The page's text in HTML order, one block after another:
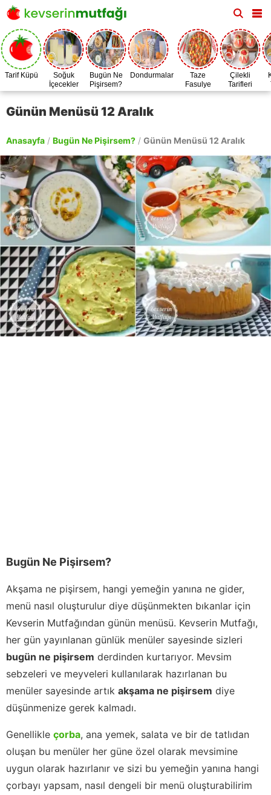
Tarif Küpü
Soğuk
İçecekler
Bugün Ne
Pişirsem?
Dondurmalar
Taze
Fasulye
Zamanı
Çilekli
Tarifleri
Günün Menüsü 12 Aralık
Anasayfa / Bugün Ne Pişirsem? / Günün Menüsü 12 Aralık
Bugün Ne Pişirsem?
Akşama ne pişirsem, hangi yemeğin yanına ne gider,
menü nasıl oluşturulur diye düşünmekten bıkanlar için
Kevserin Mutfağından günün menüsü. Kevserin Mutfağı,
her gün yayınlanan günlük menüler sayesinde sizleri
bugün ne pişirsem derdinden kurtarıyor. Mevsim
sebzeleri ve meyveleri kullanılarak hazırlanan bu
menüler sayesinde artık akşama ne pişirsem diye
düşünmenize gerek kalmadı.
Genellikle çorba, ana yemek, salata ve bir de tatlıdan
oluşan bu menüler her güne özel olarak mevsimine
uygun olarak hazırlanır ve sizi bu yemeğin yanına hangi
çorbayı yapsam, nasıl dengeli bir menü oluşturabilirim